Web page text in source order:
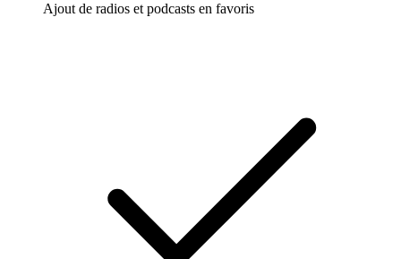
Ajout de radios et podcasts en favoris